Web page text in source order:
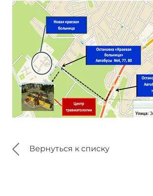
Вернуться к списку